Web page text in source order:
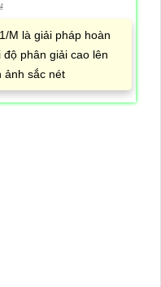
M là giải pháp hoàn
phân giải cao lên
ảnh sắc nét